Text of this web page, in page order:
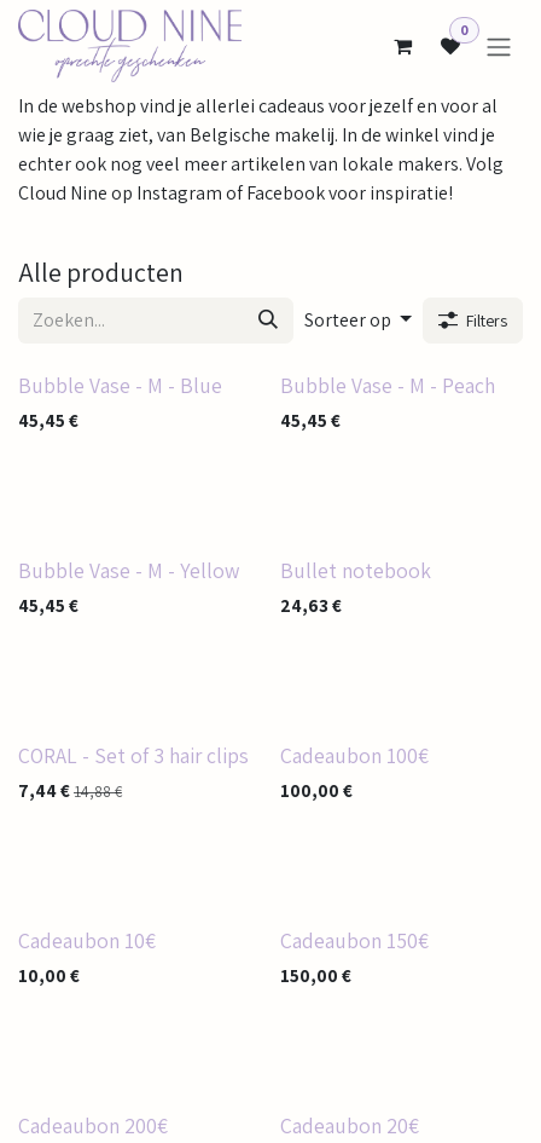
Overslaan naar inhoud
0
In de webshop vind je allerlei cadeaus voor jezelf en voor al
wie je graag ziet, van Belgische makelij. In de winkel vind je
echter ook nog veel meer artikelen van lokale makers. Volg
Cloud Nine op Instagram of Facebook voor inspiratie!
Alle producten
Sorteer op Filters
Bubble Vase - M - Blue
45,45 €
Bubble Vase - M - Peach
45,45 €
Bubble Vase - M - Yellow
45,45 €
Bullet notebook
24,63 €
CORAL - Set of 3 hair clips
7,44€14,88€
Cadeaubon 100€
100,00 €
Cadeaubon 10€
10,00 €
Cadeaubon 150€
150,00 €
Cadeaubon 200€ Cadeaubon 20€